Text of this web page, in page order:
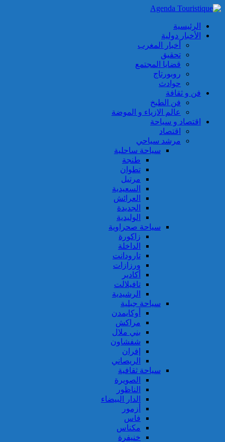
الرئيسية
الأخبار دولية
أخبار المغرب
تحقيق
قضايا المجتمع
روبورتاج
حوادث
فن و ثقافة
فن الطبخ
عالم الازياء و الموضة
اقتصاد و سياحة
اقتصاد
مرشد سياحي
سياحة ساحلية
طنجة
تطوان
مرتيل
السعيدية
العرائش
الجديدة
الوليدية
سياحة صحراوية
زاكورة
الداخلة
تارودانت
ورزازات
أكادير
تافيلالت
الرشيدية
سياحة جبلية
أوكايمدن
مراكش
بني ملال
شفشاون
إفران
الريصاني
سياحة ثقافية
الصويرة
الناظور
الدار البيضاء
أزمور
فاس
مكناس
خنيفرة